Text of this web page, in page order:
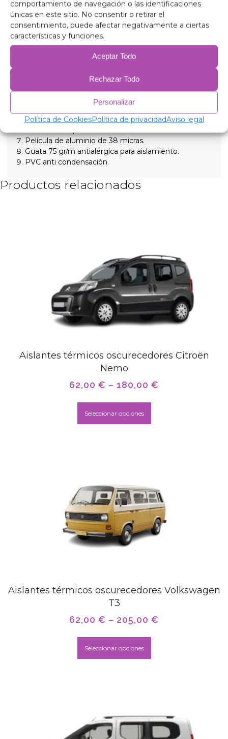
comportamiento de navegación o las identificaciones
únicas en este sitio. No consentir o retirar el
consentimiento, puede afectar negativamente a ciertas
características y funciones.
Aceptar Todo
Rechazar Todo
Personalizar
Política de CookiesPolítica de privacidadAviso legal
indicados para aislar tanto las altas temperaturas como
las bajas para un mayor confort interno y
proporcionando total oscuridad para las noches de
descanso, sujetados con ventosas de rosca de gran
succión y fácil extracción para simplificar su colocación
resistente a rayadas.
Película de aluminio de 38 micras, para aislamiento.
Película de aluminio de 38 micras.
Película de aluminio de 38 micras.
Guata 75 gr/m antialérgica para aislamiento.
PVC anti condensación.
Productos relacionados
Aislantes térmicos oscurecedores Citroën
Nemo
62,00 € – 180,00 €
Seleccionar opciones
Aislantes térmicos oscurecedores Volkswagen
T3
62,00 € – 205,00 €
Seleccionar opciones